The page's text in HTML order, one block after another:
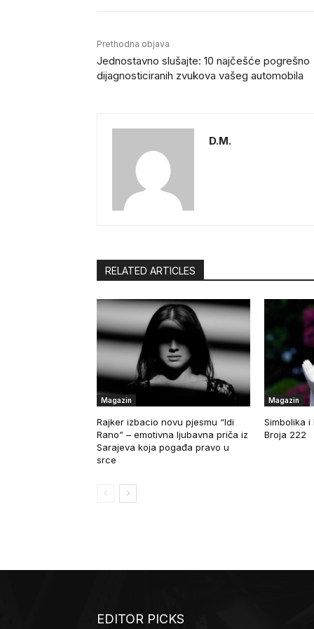
Prethodna objava
Jednostavno slušajte: 10 najčešće pogrešno
dijagnosticiranih zvukova vašeg automobila
D.M.
RELATED ARTICLES
Magazin
Rajker izbacio novu pjesmu “Idi
Rano” – emotivna ljubavna priča iz
Sarajeva koja pogađa pravo u
srce
Magazin
Simbolika i
Broja 222
EDITOR PICKS